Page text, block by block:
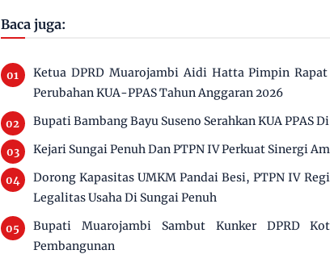
Baca juga:
Ketua DPRD Muarojambi Aidi Hatta Pimpin
Perubahan KUA-PPAS Tahun Anggaran 2026
Bupati Bambang Bayu Suseno Serahkan KUA PPAS
Kejari Sungai Penuh Dan PTPN IV Perkuat Sinergi
Dorong Kapasitas UMKM Pandai Besi, PTPN IV
Legalitas Usaha Di Sungai Penuh
Bupati Muarojambi Sambut Kunker DPRD
Pembangunan